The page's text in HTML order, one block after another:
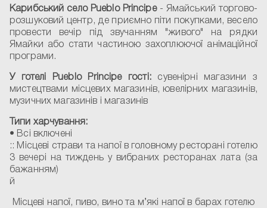
Карибський село Pueblo Principe - Ямайський торгово-
розшуковий центр, де приємно піти покупками, весело
провести вечір під звучанням "живого" на рядки
Ямайки або стати частиною захоплюючої анімаційної
програми.
У готелі Pueblo Principe гості: сувенірні магазини з
мистецтвами місцевих магазинів, ювелірних магазинів,
музичних магазинів і магазинів
Типи харчування:
• Всі включені
:: Місцеві страви та напої в головному ресторані готелю
3 вечері на тиждень у вибраних ресторанах лата (за
бажанням)
й
Місцеві напої, пиво, вино та м’які напої в барах готелю